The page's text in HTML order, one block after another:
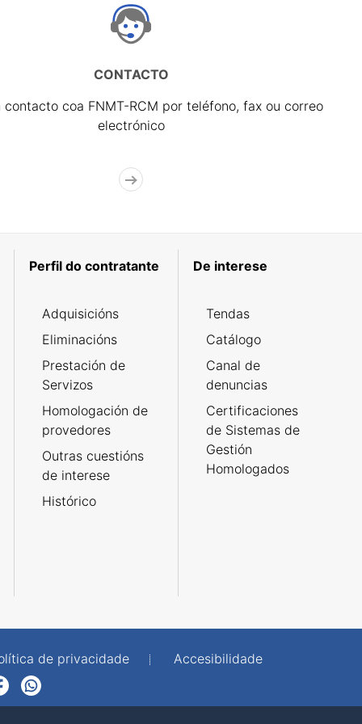
CONTACTO
contacto coa FNMT-RCM por teléfono, fax ou correo
electrónico
Perfil do contratante
Adquisicións
Eliminacións
Prestación de
Servizos
Homologación de
provedores
Outras cuestións
de interese
Histórico
De interese
Tendas
Catálogo
Canal de
denuncias
Certificaciones
de Sistemas de
Gestión
Homologados
de privacidade
Accesibilidade